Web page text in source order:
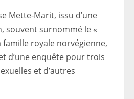
Mette-Marit, issu d’une
souvent surnommé le «
royale norvégienne,
d’une enquête pour trois
et d’autres